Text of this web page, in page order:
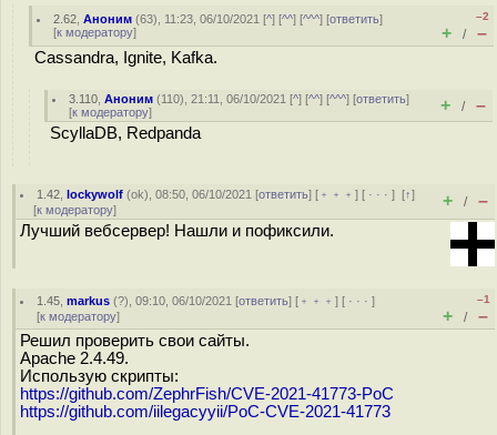
2.62 ,Аноним (63), 11:23, 06/10/2021 [^] [^^] [^^^] [ответить]
[к модератору]
–2
+ / –
Cassandra, Ignite, Kafka.
3.110 ,Аноним (110), 21:11, 06/10/2021 [^] [^^] [^^^] [ответить]
[к модератору] + / –
ScyllaDB, Redpanda
1.42 ,lockywolf (ok), 08:50, 06/10/2021 [ответить] [ ﹢﹢﹢] [ · · ·][↑]
[к модератору] + / –
Лучший вебсервер! Нашли и пофиксили.
1.45 ,markus (?), 09:10, 06/10/2021 [ответить] [ ﹢﹢﹢] [ · · ·]
[к модератору]
–1
+ / –
Решил проверить свои сайты.
Apache 2.4.49.
Использую скрипты:
https://github.com/ZephrFish/CVE-2021-41773-PoC
https://github.com/iilegacyyii/PoC-CVE-2021-41773